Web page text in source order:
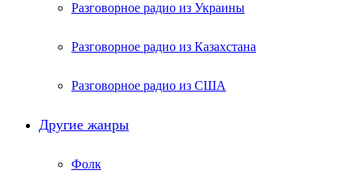
Разговорное радио из Украины
Разговорное радио из Казахстана
Разговорное радио из США
Другие жанры
Фолк